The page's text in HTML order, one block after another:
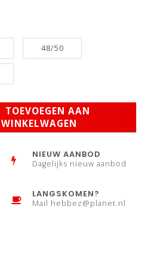
48/50
TOEVOEGEN AAN
WINKELWAGEN
NIEUW AANBOD
Dagelijks nieuw aanbod
LANGSKOMEN?
Mail hebbez@planet.nl